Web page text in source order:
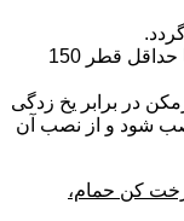
در بالای محل نصب آبگرمکن دودکشی با حداقل قطر 150
در برابر یخ زدگی
شود و از نصب آن
کن حمام،